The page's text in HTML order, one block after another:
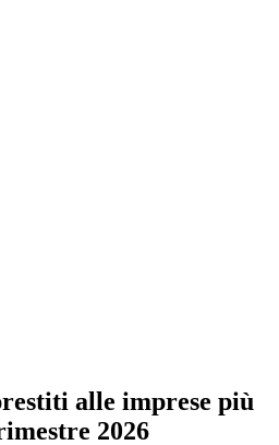
alle imprese più
2026